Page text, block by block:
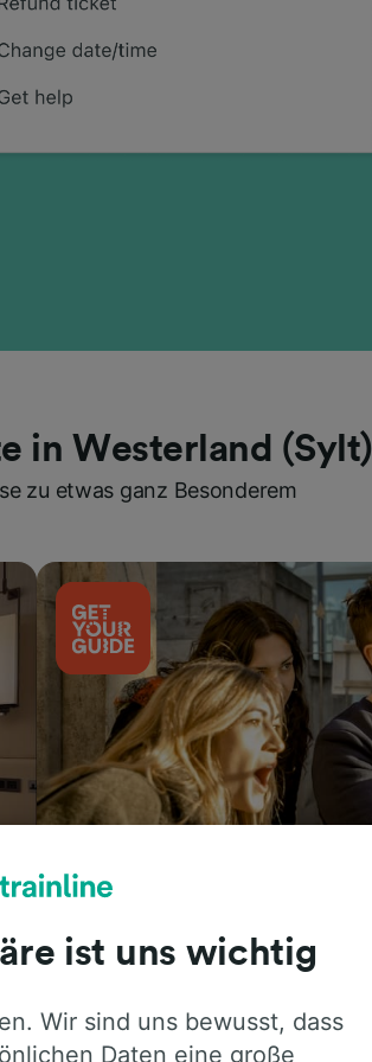
in Westerland (Sylt)
zu etwas ganz Besonderem
ist uns wichtig
Wir sind uns bewusst, dass
Daten eine große